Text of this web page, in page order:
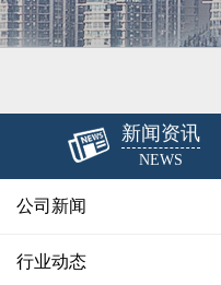
新闻资讯
NEWS
公司新闻
行业动态